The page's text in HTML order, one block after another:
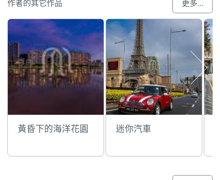
作者的其它作品 更多...
黃昏下的海洋花園 迷你汽車